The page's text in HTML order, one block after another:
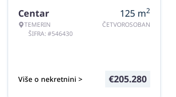
Centar
TEMERIN
ŠIFRA: #546430
125 m2
ČETVOROSOBAN
Više o nekretnini > €205.280